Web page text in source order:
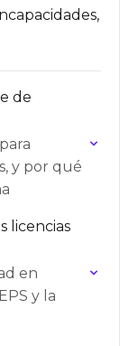
de
y por qué
licencias
en
y la